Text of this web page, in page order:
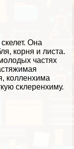
Она
корня и листа.
частях
колленхима
склеренхиму.